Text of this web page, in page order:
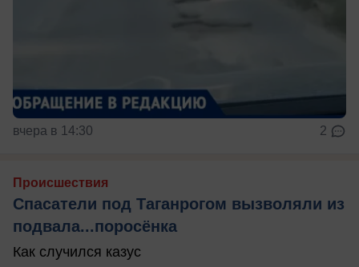
вчера в 14:30 2
Происшествия
Спасатели под Таганрогом вызволяли из
подвала...поросёнка
Как случился казус